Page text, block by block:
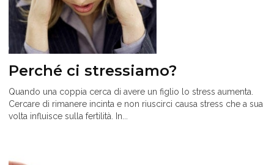
Perché ci stressiamo?
Quando una coppia cerca di avere un figlio lo stress aumenta.
Cercare di rimanere incinta e non riuscirci causa stress che a sua
volta influisce sulla fertilità. In...